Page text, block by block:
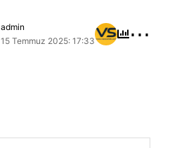
admin
15 Temmuz 2025: 17:33
⋯